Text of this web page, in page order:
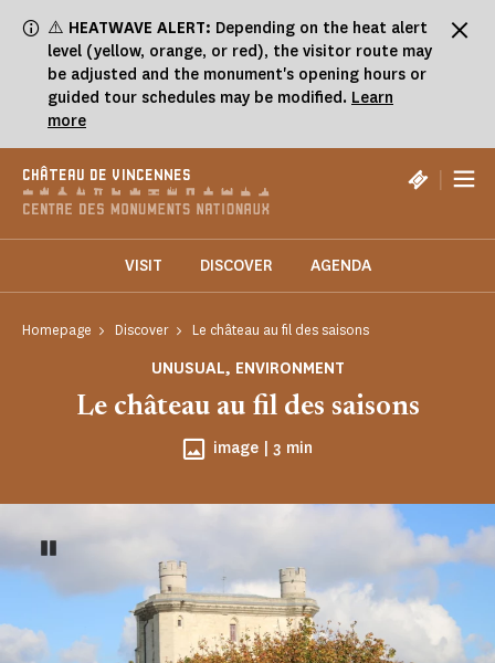
⚠️ HEATWAVE ALERT: Depending on the heat alert
level (yellow, orange, or red), the visitor route may
be adjusted and the monument's opening hours or
guided tour schedules may be modified. Learn
more
CHÂTEAU DE VINCENNES |
VISIT DISCOVER AGENDA
Homepage Discover Le château au fil des saisons
UNUSUAL, ENVIRONMENT
image | Reading time
3 min
Le château au fil des saisons